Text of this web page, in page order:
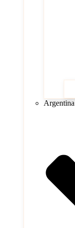
Argentina